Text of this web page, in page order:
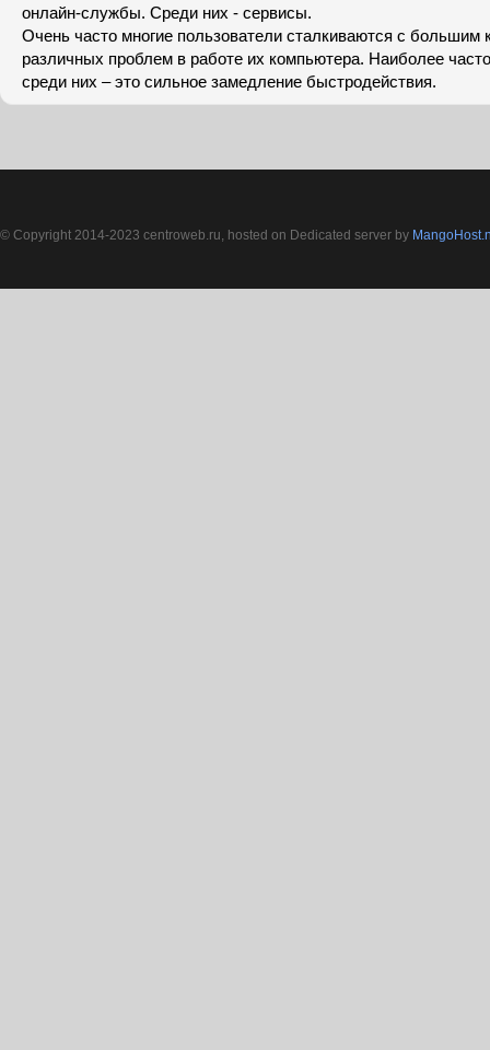
онлайн-службы. Среди них - сервисы.
Очень часто многие пользователи сталкиваются с большим
различных проблем в работе их компьютера. Наиболее
среди них – это сильное замедление быстродействия.
© Copyright 2014-2023 centroweb.ru, hosted on Dedicated server by